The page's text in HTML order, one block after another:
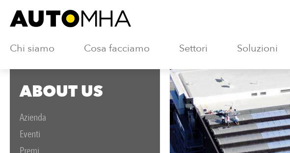
Chi siamo Cosa facciamo Settori Soluzioni
ABOUT US
Azienda
Eventi